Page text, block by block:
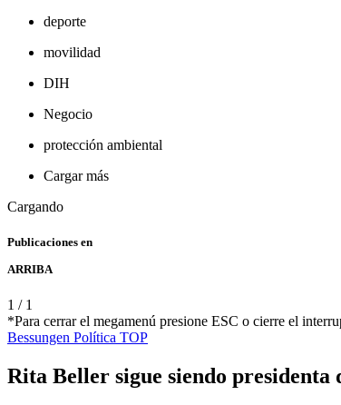
deporte
movilidad
DIH
Negocio
protección ambiental
Cargar más
Cargando
Publicaciones en
ARRIBA
1 / 1
*Para cerrar el megamenú presione ESC o cierre el
Bessungen Política TOP
Rita Beller sigue siendo presidenta